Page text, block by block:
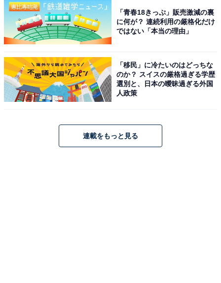
「青春18きっぷ」販売激減の裏
に何が？ 連続利用の厳格化だけ
ではない「本当の理由」
「移民」に冷たいのはどっちな
のか？ スイスの厳格過ぎる学歴
選別と、日本の曖昧過ぎる外国
人政策
連載をもっと見る